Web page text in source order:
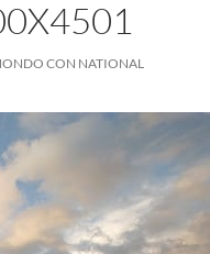
CON NATIONAL